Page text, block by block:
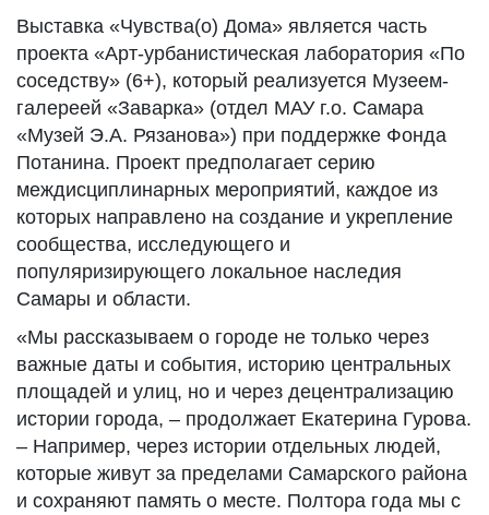
Выставка «Чувства(о) Дома» является часть
проекта «Арт-урбанистическая лаборатория «По
соседству» (6+), который реализуется Музеем-
галереей «Заварка» (отдел МАУ г.о. Самара
«Музей Э.А. Рязанова») при поддержке Фонда
Потанина. Проект предполагает серию
междисциплинарных мероприятий, каждое из
которых направлено на создание и укрепление
сообщества, исследующего и
популяризирующего локальное наследия
Самары и области.
«Мы рассказываем о городе не только через
важные даты и события, историю центральных
площадей и улиц, но и через децентрализацию
истории города, – продолжает Екатерина Гурова.
– Например, через истории отдельных людей,
которые живут за пределами Самарского района
и сохраняют память о месте. Полтора года мы с